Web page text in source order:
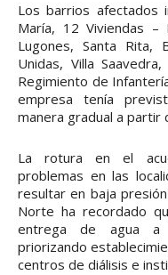
Los barrios afectados
María, 12 Viviendas –
Lugones, Santa Rita,
Unidas, Villa
Regimiento de
empresa tenía
manera gradual a partir
La rotura en el
problemas en las
resultar en baja
Norte ha recordado
entrega de agua a
priorizando
centros de diálisis e